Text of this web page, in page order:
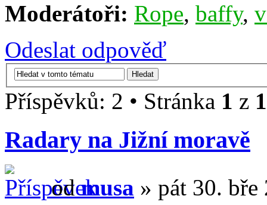
Moderátoři: Rope, baffy,
Odeslat odpověď
Příspěvků: 2 • Stránka 1 z 1
Radary na Jižní moravě
odmusa » pát 30.